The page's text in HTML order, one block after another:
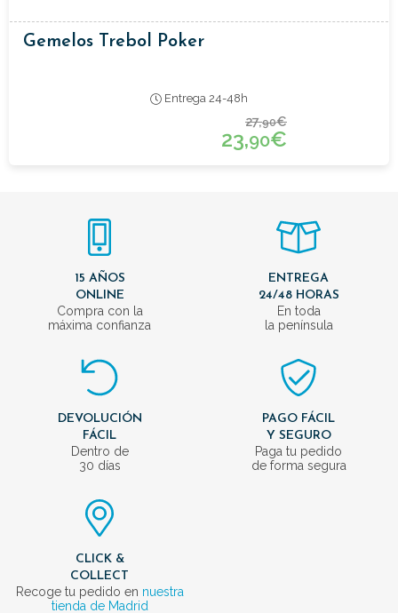
Gemelos Trebol Poker
Entrega 24-48h
27,90€
23,90€
15 AÑOS
ONLINE
Compra con la
máxima confianza
ENTREGA
24/48 HORAS
En toda
la península
DEVOLUCIÓN
FÁCIL
Dentro de
30 días
PAGO FÁCIL
Y SEGURO
Paga tu pedido
de forma segura
CLICK &
COLLECT
Recoge tu pedido en nuestra
tienda de Madrid